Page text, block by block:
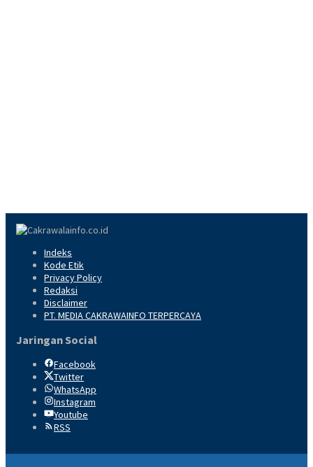
Indeks
Kode Etik
Privacy Policy
Redaksi
Disclaimer
PT. MEDIA CAKRAWAINFO TERPERCAYA
Jaringan Social
Facebook
Twitter
WhatsApp
Instagram
Youtube
RSS